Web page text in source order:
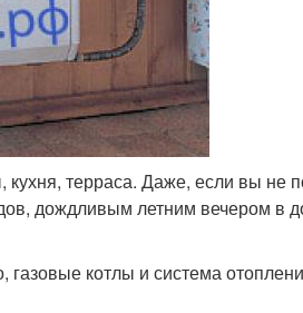
терраса. Даже, если вы не
дождливым летним вечером в
газовые котлы и система